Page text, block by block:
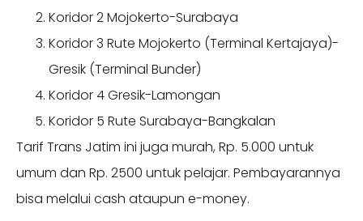
Koridor 2 Mojokerto-Surabaya
Koridor 3 Rute Mojokerto (Terminal Kertajaya)-
Gresik (Terminal Bunder)
Koridor 4 Gresik-Lamongan
Koridor 5 Rute Surabaya-Bangkalan
Tarif Trans Jatim ini juga murah, Rp. 5.000 untuk
umum dan Rp. 2500 untuk pelajar. Pembayarannya
bisa melalui cash ataupun e-money.